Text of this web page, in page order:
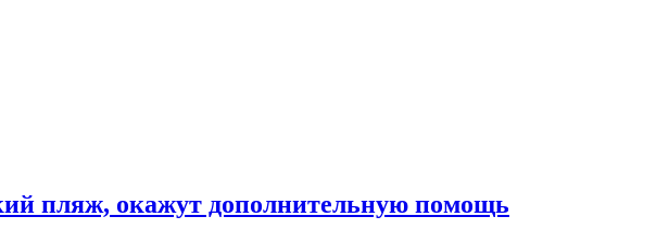
пляж, окажут дополнительную помощь